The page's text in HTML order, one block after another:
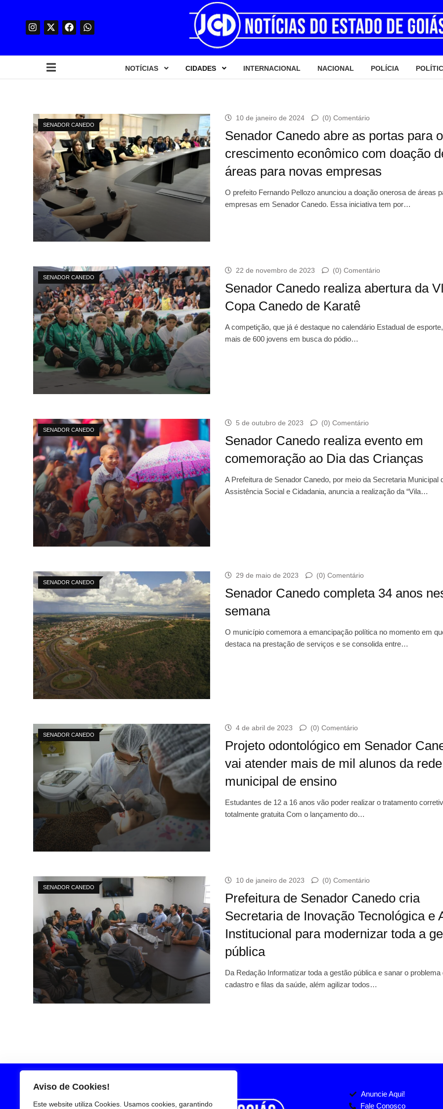
Aviso de Cookies!
Este website utiliza Cookies. Usamos cookies, garantindo
NOTÍCIAS CIDADES INTERNACIONAL NACIONAL POLÍCIA
SENADOR CANEDO
10 de janeiro de 2024 (0) Comentário
Senador Canedo abre as portas para o
crescimento econômico com doação
áreas para novas empresas
O prefeito Fernando Pellozo anunciou a doação onerosa de áreas
empresas em Senador Canedo. Essa iniciativa tem por…
SENADOR CANEDO
22 de novembro de 2023 (0) Comentário
Senador Canedo realiza abertura da
Copa Canedo de Karatê
A competição, que já é destaque no calendário Estadual de
mais de 600 jovens em busca do pódio…
SENADOR CANEDO
5 de outubro de 2023 (0) Comentário
Senador Canedo realiza evento em
comemoração ao Dia das Crianças
A Prefeitura de Senador Canedo, por meio da Secretaria Municipal
Assistência Social e Cidadania, anuncia a realização da “Vila…
SENADOR CANEDO
29 de maio de 2023 (0) Comentário
Senador Canedo completa 34 anos
semana
O município comemora a emancipação política no momento em
destaca na prestação de serviços e se consolida entre…
SENADOR CANEDO
4 de abril de 2023 (0) Comentário
Projeto odontológico em Senador
vai atender mais de mil alunos da rede
municipal de ensino
Estudantes de 12 a 16 anos vão poder realizar o tratamento
totalmente gratuita Com o lançamento do…
SENADOR CANEDO
10 de janeiro de 2023 (0) Comentário
Prefeitura de Senador Canedo cria
Secretaria de Inovação Tecnológica e
Institucional para modernizar toda a
pública
Da Redação Informatizar toda a gestão pública e sanar o problema
cadastro e filas da saúde, além agilizar todos…
Anuncie Aqui!
Fale Conosco